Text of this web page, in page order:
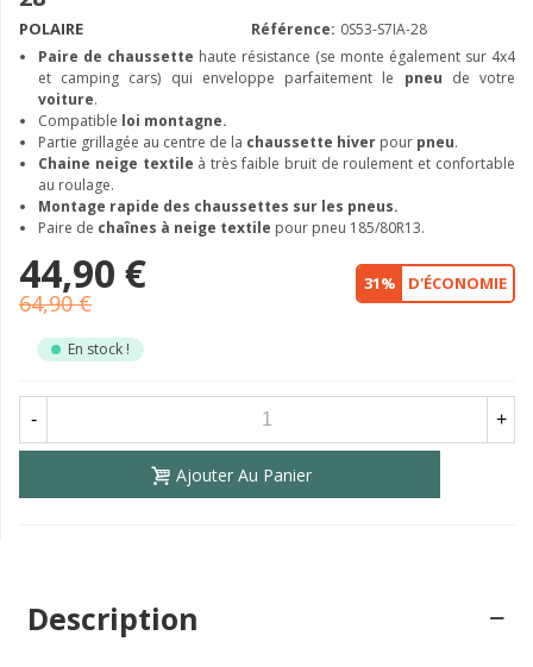
POLAIRE Référence: 0S53-S7IA-28
Paire de chaussette haute résistance (se monte également sur 4x4
et camping cars) qui enveloppe parfaitement le pneu de votre
voiture.
Compatible loi montagne.
Partie grillagée au centre de la chaussette hiver pour pneu.
Chaine neige textile à très faible bruit de roulement et confortable
au roulage.
Montage rapide des chaussettes sur les pneus.
Paire de chaînes à neige textile pour pneu 185/80R13.
44,90 €
64,90 €
31% D'ÉCONOMIE
En stock !
- +
Ajouter Au Panier
Description